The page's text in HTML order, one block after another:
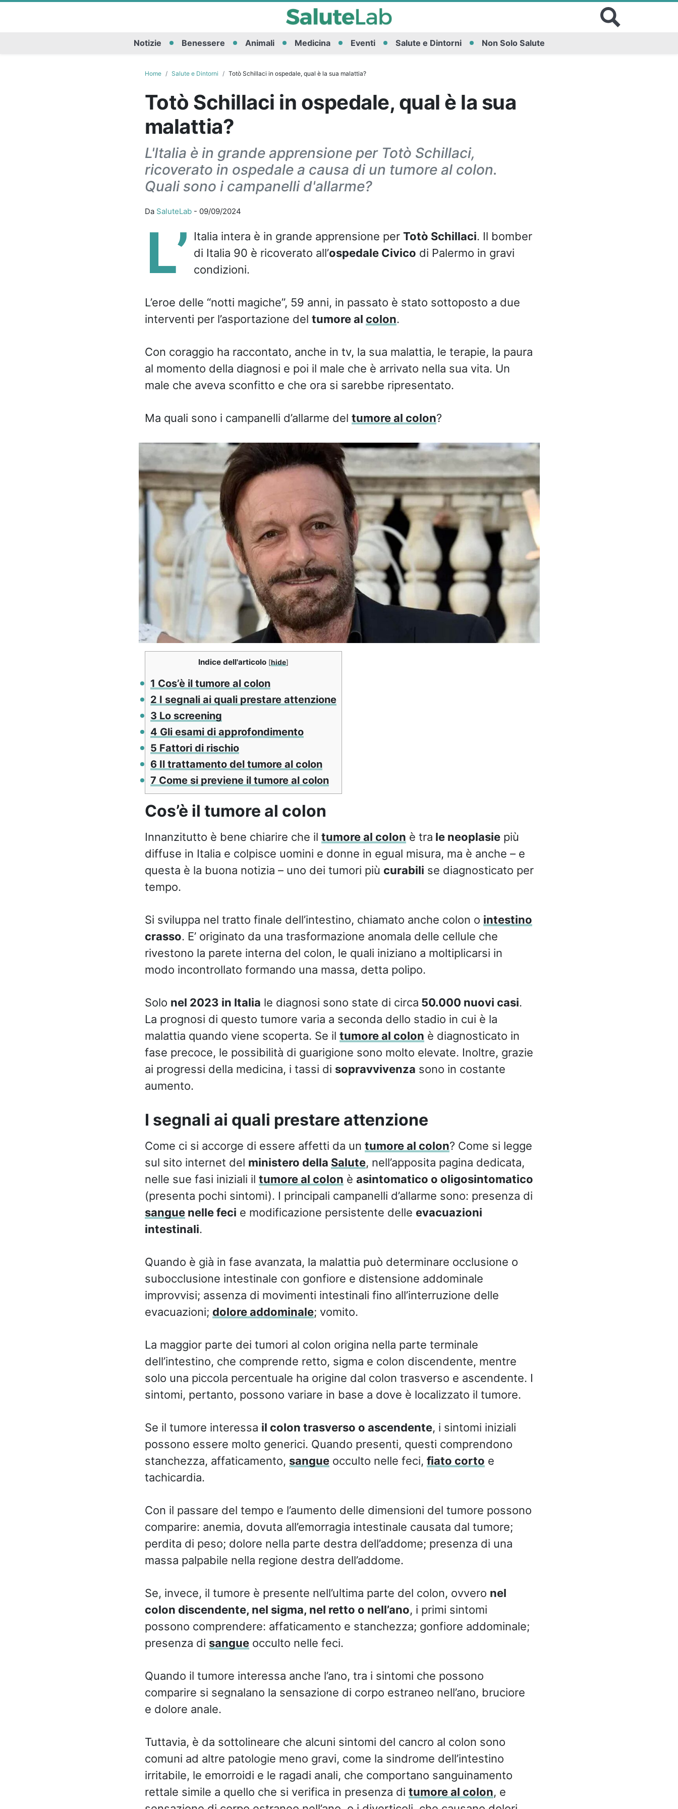
Notizie Benessere Animali Medicina Eventi Salute e Dintorni Non Solo Salute
Home Salute e Dintorni Totò Schillaci in ospedale, qual è la sua malattia?
Totò Schillaci in ospedale, qual è la sua
malattia?
L'Italia è in grande apprensione per Totò Schillaci,
ricoverato in ospedale a causa di un tumore al colon.
Quali sono i campanelli d'allarme?
Da SaluteLab- 09/09/2024
L’ Italia intera è in grande apprensione per Totò Schillaci. Il bomber
di Italia 90 è ricoverato all’ospedale Civico di Palermo in gravi
condizioni.
L’eroe delle “notti magiche”, 59 anni, in passato è stato sottoposto a due
interventi per l’asportazione del tumore al colon.
Con coraggio ha raccontato, anche in tv, la sua malattia, le terapie, la paura
al momento della diagnosi e poi il male che è arrivato nella sua vita. Un
male che aveva sconfitto e che ora si sarebbe ripresentato.
Ma quali sono i campanelli d’allarme del tumore al colon?
Indice dell'articolo [hide]
1 Cos’è il tumore al colon
2 I segnali ai quali prestare attenzione
3 Lo screening
4 Gli esami di approfondimento
5 Fattori di rischio
6Il trattamento del tumore al colon
7 Come si previene il tumore al colon
Cos’è il tumore al colon
Innanzitutto è bene chiarire che il tumore al colon è tra le neoplasiepiù
diffuse in Italia e colpisce uomini e donne in egual misura, ma è anche – e
questa è la buona notizia – uno dei tumori più curabili se diagnosticato per
tempo.
Si sviluppa nel tratto finale dell’intestino, chiamato anche colon o intestino
crasso. E’ originato da una trasformazione anomala delle cellule che
rivestono la parete interna del colon, le quali iniziano a moltiplicarsi in
modo incontrollato formando una massa, detta polipo.
Solo nel 2023 in Italia le diagnosi sono state di circa 50.000 nuovi casi.
La prognosi di questo tumore varia a seconda dello stadio in cui è la
malattia quando viene scoperta. Se il tumore al colon è diagnosticato in
fase precoce, le possibilità di guarigione sono molto elevate. Inoltre, grazie
ai progressi della medicina, i tassi di sopravvivenza sono in costante
aumento.
I segnali ai quali prestare attenzione
Come ci si accorge di essere affetti da un tumore al colon? Come si legge
sul sito internet del ministero della Salute, nell’apposita pagina dedicata,
nelle sue fasi iniziali il tumore al colon è asintomatico o oligosintomatico
(presenta pochi sintomi). I principali campanelli d’allarme sono: presenza di
sanguenelle feci e modificazione persistente delle evacuazioni
intestinali.
Quando è già in fase avanzata, la malattia può determinare occlusione o
subocclusione intestinale con gonfiore e distensione addominale
improvvisi; assenza di movimenti intestinali fino all’interruzione delle
evacuazioni; dolore addominale; vomito.
La maggior parte dei tumori al colon origina nella parte terminale
dell’intestino, che comprende retto, sigma e colon discendente, mentre
solo una piccola percentuale ha origine dal colon trasverso e ascendente. I
sintomi, pertanto, possono variare in base a dove è localizzato il tumore.
Se il tumore interessa il colon trasverso o ascendente, i sintomi iniziali
possono essere molto generici. Quando presenti, questi comprendono
stanchezza, affaticamento, sangueocculto nelle feci, fiato corto e
tachicardia.
Con il passare del tempo e l’aumento delle dimensioni del tumore possono
comparire: anemia, dovuta all’emorragia intestinale causata dal tumore;
perdita di peso; dolore nella parte destra dell’addome; presenza di una
massa palpabile nella regione destra dell’addome.
Se, invece, il tumore è presente nell’ultima parte del colon, ovvero nel
colon discendente, nel sigma, nel retto o nell’ano, i primi sintomi
possono comprendere: affaticamento e stanchezza; gonfiore addominale;
presenza di sangueocculto nelle feci.
Quando il tumore interessa anche l’ano, tra i sintomi che possono
comparire si segnalano la sensazione di corpo estraneo nell’ano, bruciore
e dolore anale.
Tuttavia, è da sottolineare che alcuni sintomi del cancro al colon sono
comuni ad altre patologie meno gravi, come la sindrome dell’intestino
irritabile, le emorroidi e le ragadi anali, che comportano sanguinamento
rettale simile a quello che si verifica in presenza di tumore al colon, e